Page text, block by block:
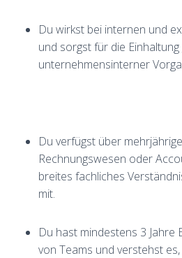
Du wirkst bei internen und
und sorgst für die
unternehmensinterner
Du verfügst über
Rechnungswesen oder
breites fachliches
mit.
Du hast mindestens 3 Jahre
von Teams und verstehst